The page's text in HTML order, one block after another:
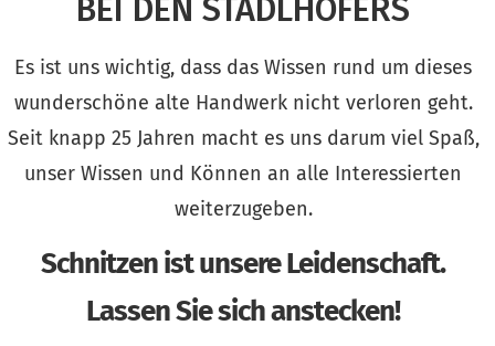
BEI DEN STADLHOFERS
Es ist uns wichtig, dass das Wissen rund um dieses
wunderschöne alte Handwerk nicht verloren geht.
Seit knapp 25 Jahren macht es uns darum viel Spaß,
unser Wissen und Können an alle Interessierten
weiterzugeben.
Schnitzen ist unsere Leidenschaft.
Lassen Sie sich anstecken!